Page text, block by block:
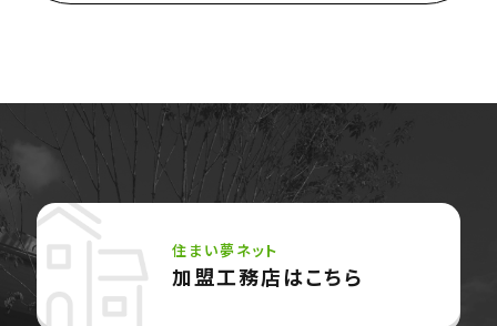
住まい夢ネット
加盟工務店はこちら